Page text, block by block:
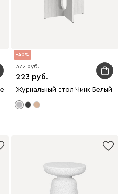
40
223
372
Журнальный стол Чинк Белый